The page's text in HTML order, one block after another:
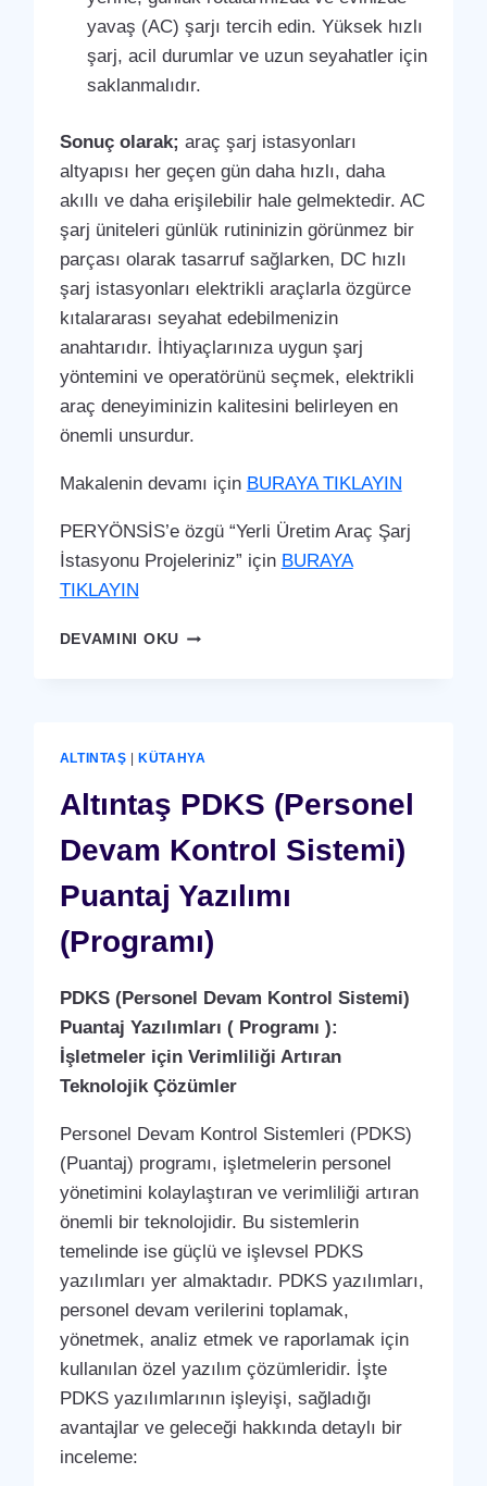
yavaş (AC) şarjı tercih edin. Yüksek hızlı
şarj, acil durumlar ve uzun seyahatler için
saklanmalıdır.
Sonuç olarak; araç şarj istasyonları
altyapısı her geçen gün daha hızlı, daha
akıllı ve daha erişilebilir hale gelmektedir. AC
şarj üniteleri günlük rutininizin görünmez bir
parçası olarak tasarruf sağlarken, DC hızlı
şarj istasyonları elektrikli araçlarla özgürce
kıtalararası seyahat edebilmenizin
anahtarıdır. İhtiyaçlarınıza uygun şarj
yöntemini ve operatörünü seçmek, elektrikli
araç deneyiminizin kalitesini belirleyen en
önemli unsurdur.
Makalenin devamı için BURAYA TIKLAYIN
PERYÖNSİS’e özgü “Yerli Üretim Araç Şarj
İstasyonu Projeleriniz” için BURAYA
TIKLAYIN
DEVAMINI OKUALTINTAŞ
ALTINTAŞ KÜTAHYA
Altıntaş PDKS (Personel
Devam Kontrol Sistemi)
Puantaj Yazılımı
(Programı)
PDKS (Personel Devam Kontrol Sistemi)
Puantaj Yazılımları ( Programı ):
İşletmeler için Verimliliği Artıran
Teknolojik Çözümler
Personel Devam Kontrol Sistemleri (PDKS)
(Puantaj) programı, işletmelerin personel
yönetimini kolaylaştıran ve verimliliği artıran
önemli bir teknolojidir. Bu sistemlerin
temelinde ise güçlü ve işlevsel PDKS
yazılımları yer almaktadır. PDKS yazılımları,
personel devam verilerini toplamak,
yönetmek, analiz etmek ve raporlamak için
kullanılan özel yazılım çözümleridir. İşte
PDKS yazılımlarının işleyişi, sağladığı
avantajlar ve geleceği hakkında detaylı bir
inceleme: